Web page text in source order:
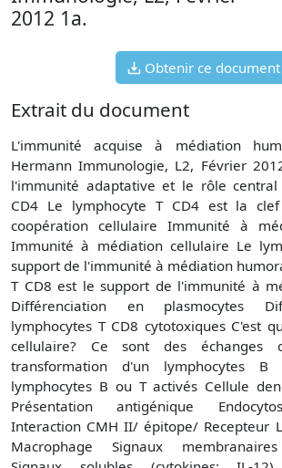
2012 1a.
Obtenir ce document
Extrait du document
L'immunité acquise à médiation
Hermann Immunologie, L2, Février
l'immunité adaptative et le rôle
CD4 Le lymphocyte T CD4 est la
coopération cellulaire Immunité à
Immunité à médiation cellulaire Le
support de l'immunité à médiation
T CD8 est le support de l'immunité à
Différenciation en plasmocytes
lymphocytes T CD8 cytotoxiques C'est
cellulaire? Ce sont des échanges
transformation d'un lymphocytes
lymphocytes B ou T activés Cellule
Présentation antigénique
Interaction CMH II/ épitope/ Recepteur
Macrophage Signaux